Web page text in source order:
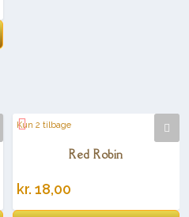
Kun 2 tilbage
Red Robin
kr. 18,00